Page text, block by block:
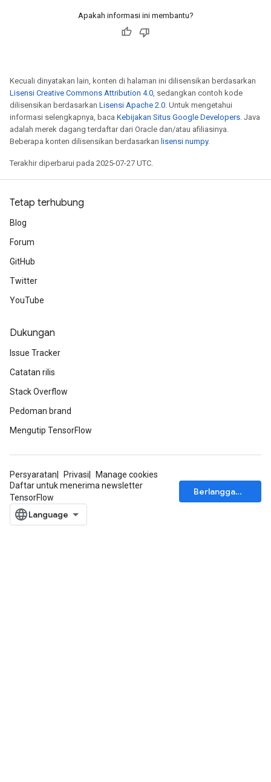
Apakah informasi ini membantu?
Kecuali dinyatakan lain, konten di halaman ini dilisensikan berdasarkan
Lisensi Creative Commons Attribution 4.0, sedangkan contoh kode
dilisensikan berdasarkan Lisensi Apache 2.0. Untuk mengetahui
informasi selengkapnya, baca Kebijakan Situs Google Developers. Java
adalah merek dagang terdaftar dari Oracle dan/atau afiliasinya.
Beberapa konten dilisensikan berdasarkan lisensi numpy.
Terakhir diperbarui pada 2025-07-27 UTC.
Tetap terhubung
Blog
Forum
GitHub
Twitter
YouTube
Dukungan
Issue Tracker
Catatan rilis
Stack Overflow
Pedoman brand
Mengutip TensorFlow
Persyaratan Privasi
Manage cookies
Daftar untuk menerima newsletter
TensorFlow
Berlangganan